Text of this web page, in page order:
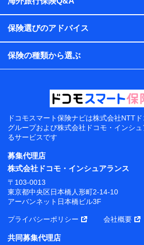
保険選びのアドバイス
保険の種類から選ぶ
ドコモスマート保険ナビは株式会社NTT
グループおよび株式会社ドコモ・インシ
るサービスです
募集代理店
株式会社ドコモ・インシュアランス
〒103-0013
東京都中央区日本橋人形町2-14-10
アーバンネット日本橋ビル3F
プライバシーポリシー 会社概要
共同募集代理店